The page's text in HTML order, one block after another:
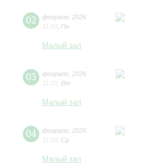
02 февраля 2026
11:00 Пн
Малый зал
03 февраля 2026
11:00 Вт
Малый зал
04 февраля 2026
11:00 Ср
Малый зал